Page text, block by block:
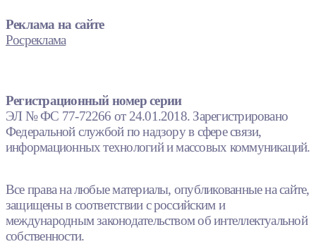
Реклама на сайте
Росреклама
Регистрационный номер серии
ЭЛ № ФС 77-72266 от 24.01.2018. Зарегистрировано
Федеральной службой по надзору в сфере связи,
информационных технологий и массовых коммуникаций.
Все права на любые материалы, опубликованные на сайте,
защищены в соответствии с российским и
международным законодательством об интеллектуальной
собственности.